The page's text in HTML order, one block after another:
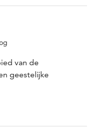
van de
geestelijke